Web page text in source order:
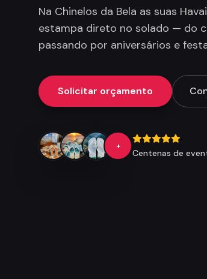
Na Chinelos da Bela as suas
estampa direto no solado — do
passando por aniversários e
Solicitar orçamento
+
Centenas de